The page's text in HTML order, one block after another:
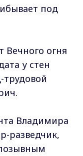
под
Вечного огня
у стен
Владимира
разведчик,